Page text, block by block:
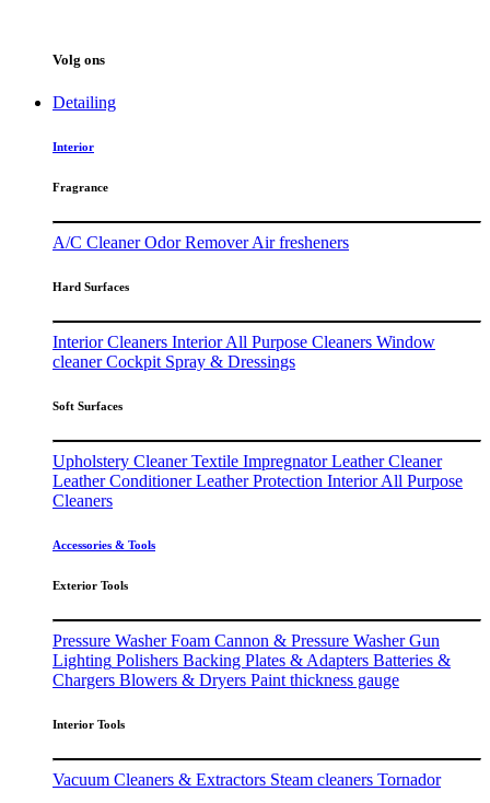
Volg ons
Detailing
Interior
Fragrance
A/C Cleaner Odor Remover Air fresheners
Hard Surfaces
Interior Cleaners Interior All Purpose Cleaners Window
cleaner Cockpit Spray & Dressings
Soft Surfaces
Upholstery Cleaner Textile Impregnator Leather Cleaner
Leather Conditioner Leather Protection Interior All Purpose
Cleaners
Accessories & Tools
Exterior Tools
Pressure Washer Foam Cannon & Pressure Washer Gun
Lighting Polishers Backing Plates & Adapters Batteries &
Chargers Blowers & Dryers Paint thickness gauge
Interior Tools
Vacuum Cleaners & Extractors Steam cleaners Tornador